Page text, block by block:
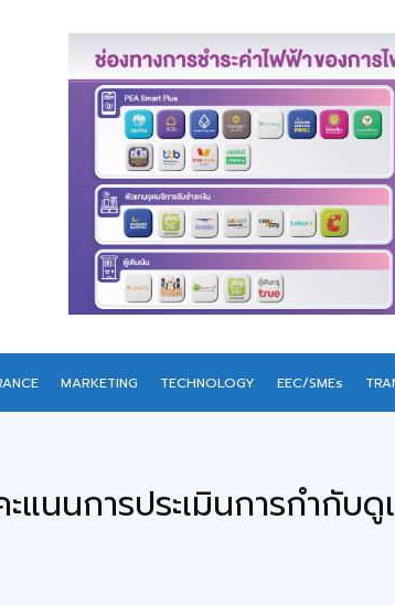
MARKETING TECHNOLOGY EEC/SMEs
แนนการประเมินการกำกั